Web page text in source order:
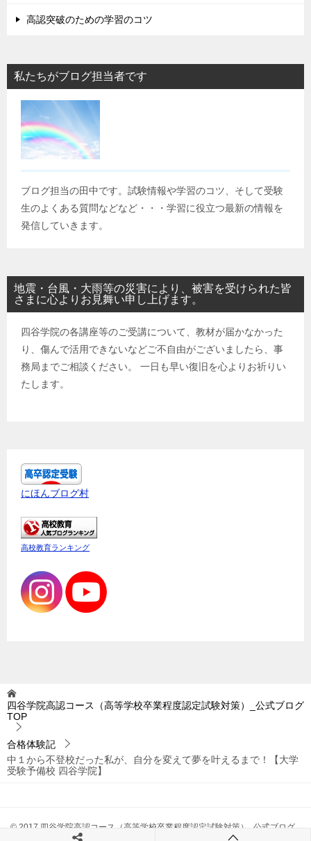
高認突破のための学習のコツ
私たちがブログ担当者です
ブログ担当の田中です。試験情報や学習のコツ、そして受験
生のよくある質問などなど・・・学習に役立つ最新の情報を
発信していきます。
地震・台風・大雨等の災害により、被害を受けられた皆
さまに心よりお見舞い申し上げます。
四谷学院の各講座等のご受講について、教材が届かなかった
り、傷んで活用できないなどご不自由がございましたら、事
務局までご相談ください。 一日も早い復旧を心よりお祈りい
たします。
にほんブログ村
高校教育ランキング
四谷学院高認コース（高等学校卒業程度認定試験対策）_公式ブログ
TOP
合格体験記
中１から不登校だった私が、自分を変えて夢を叶えるまで！【大学
受験予備校 四谷学院】
© 2017 四谷学院高認コース（高等学校卒業程度認定試験対策）_公式ブログ